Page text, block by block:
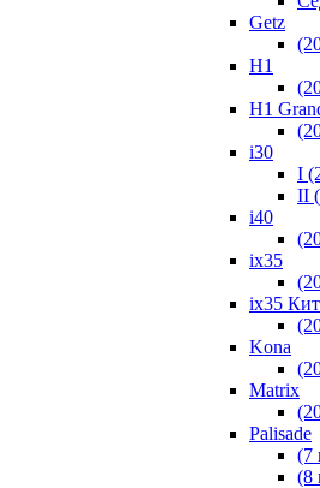
Getz
H1
H1
i30
I
II
i40
ix35
ix35
Kona
Matrix
Palisade
(7
(8